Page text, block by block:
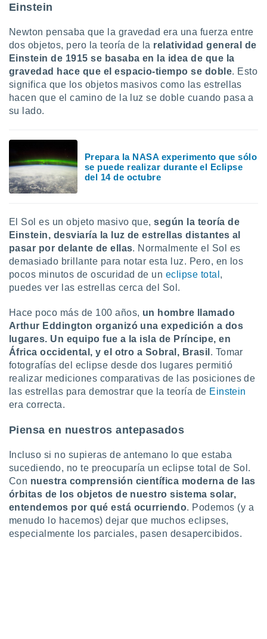
e
publicidad
de
1199
Einstein
Newton pensaba que la gravedad era una fuerza entre
dos objetos, pero la teoría de la relatividad general de
Einstein de 1915 se basaba en la idea de que la
gravedad hace que el espacio-tiempo se doble. Esto
significa que los objetos masivos como las estrellas
hacen que el camino de la luz se doble cuando pasa a
su lado.
Prepara la NASA experimento que sólo
se puede realizar durante el Eclipse
del 14 de octubre
El Sol es un objeto masivo que,según la teoría de
Einstein, desviaría la luz de estrellas distantes al
pasar por delante de ellas. Normalmente el Sol es
demasiado brillante para notar esta luz. Pero, en los
pocos minutos de oscuridad de un eclipse total ,
puedes ver las estrellas cerca del Sol.
Hace poco más de 100 años, un hombre llamado
Arthur Eddington organizó una expedición a dos
lugares. Un equipo fue a la isla de Príncipe, en
África occidental, y el otro a Sobral, Brasil . Tomar
fotografías del eclipse desde dos lugares permitió
realizar mediciones comparativas de las posiciones de
las estrellas para demostrar que la teoría de Einstein
era correcta.
Piensa en nuestros antepasados
Incluso si no supieras de antemano lo que estaba
sucediendo, no te preocuparía un eclipse total de Sol.
Con nuestra comprensión científica moderna de las
órbitas de los objetos de nuestro sistema solar,
entendemos por qué está ocurriendo. Podemos (y a
menudo lo hacemos) dejar que muchos eclipses,
especialmente los parciales, pasen desapercibidos.